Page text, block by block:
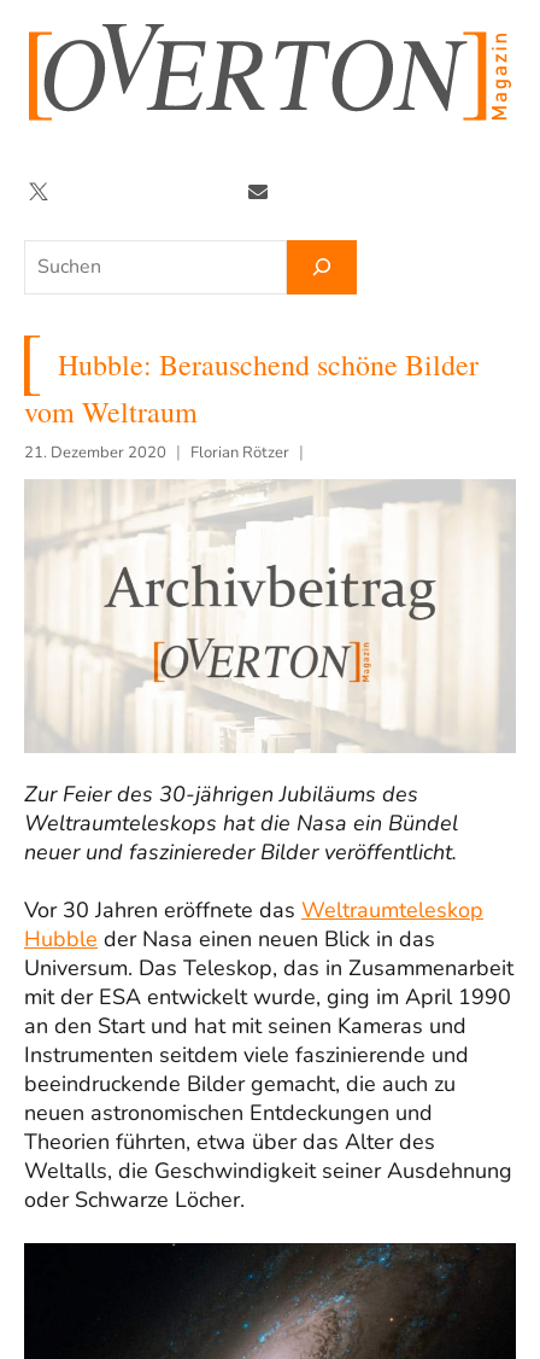
springen
Suchen
Twitter TelegramNewsletter
Hubble: Berauschend schöne Bilder
vom Weltraum
21. Dezember 2020 Florian Rötzer
Zur Feier des 30-jährigen Jubiläums des
Weltraumteleskops hat die Nasa ein Bündel
neuer und fasziniereder Bilder veröffentlicht.
Vor 30 Jahren eröffnete das Weltraumteleskop
Hubble der Nasa einen neuen Blick in das
Universum. Das Teleskop, das in Zusammenarbeit
mit der ESA entwickelt wurde, ging im April 1990
an den Start und hat mit seinen Kameras und
Instrumenten seitdem viele faszinierende und
beeindruckende Bilder gemacht, die auch zu
neuen astronomischen Entdeckungen und
Theorien führten, etwa über das Alter des
Weltalls, die Geschwindigkeit seiner Ausdehnung
oder Schwarze Löcher.